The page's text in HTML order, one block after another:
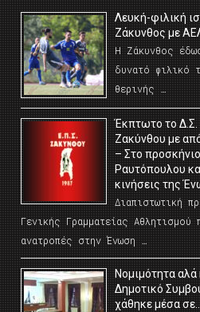
Λευκή-φιλική
Ζάκυνθος με
Η Ζάκυνθος
δυνατό φιλικό
θερινής …
Έκπτωτο το Δ.Σ.
Ζακύνθου με
– Στο
Ραυτόπουλου
κινήσεις της
Διαπιστωτική
Γενικής Γραμματείας Αθλητισμού
ανατροπές στην Ένωση …
Νομιμότητα αλά
Δημοτικό
χάθηκε μέσα